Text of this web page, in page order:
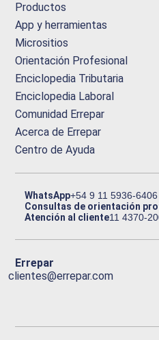
Productos
App y herramientas
Micrositios
Orientación Profesional
Enciclopedia Tributaria
Enciclopedia Laboral
Comunidad Errepar
Acerca de Errepar
Centro de Ayuda
WhatsApp+54 9 11 5936-6406
Consultas de orientación
Atención al cliente11 4370-
Errepar
clientes@errepar.com